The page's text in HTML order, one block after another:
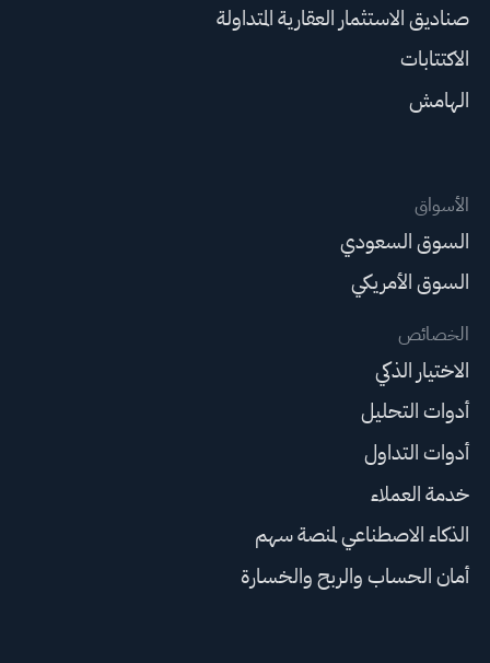
صناديق الاستثمار العقارية المتداولة
الاكتتابات
الهامش
الأسواق
السوق السعودي
السوق الأمريكي
الخصائص
الاختيار الذكي
أدوات التحليل
أدوات التداول
خدمة العملاء
الذكاء الاصطناعي لمنصة سهم
أمان الحساب والربح والخسارة